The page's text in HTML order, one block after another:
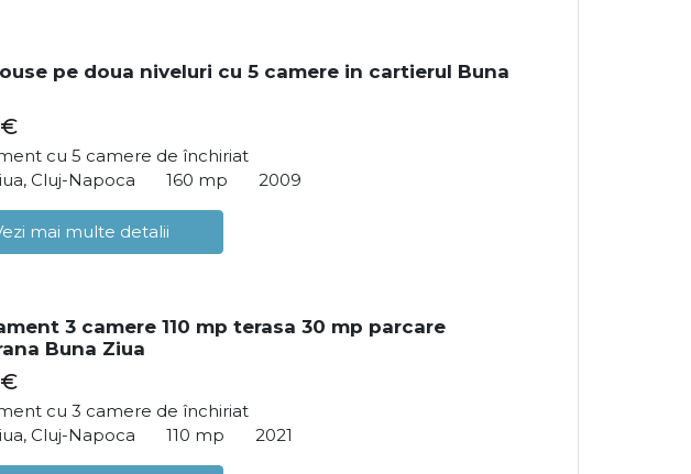
pe doua niveluri cu 5 camere in cartierul Buna
€
cu 5 camere de închiriat
Cluj-Napoca
160 mp 2009
mai multe detalii
3 camere 110 mp terasa 30 mp parcare
Buna Ziua
€
cu 3 camere de închiriat
Cluj-Napoca
110 mp 2021